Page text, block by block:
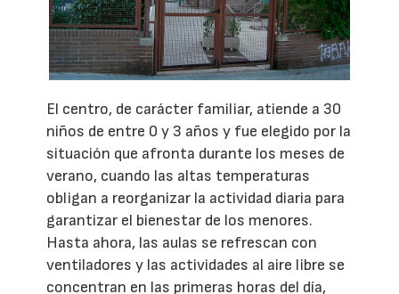
El centro, de carácter familiar, atiende a 30
niños de entre 0 y 3 años y fue elegido por la
situación que afronta durante los meses de
verano, cuando las altas temperaturas
obligan a reorganizar la actividad diaria para
garantizar el bienestar de los menores.
Hasta ahora, las aulas se refrescan con
ventiladores y las actividades al aire libre se
concentran en las primeras horas del día,